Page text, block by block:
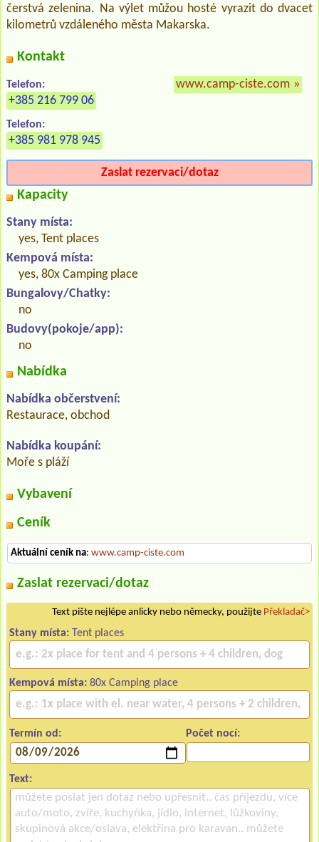
čerstvá zelenina. Na výlet můžou hosté vyrazit do dvacet
kilometrů vzdáleného města Makarska.
Kontakt
Telefon:
+385 216 799 06
Telefon:
+385 981 978 945
www.camp-ciste.com »
Zaslat rezervaci/dotaz
Kapacity
Stany místa:
yes, Tent places
Kempová místa:
yes, 80x Camping place
Bungalovy/Chatky:
no
Budovy(pokoje/app):
no
Nabídka
Nabídka občerstvení:
Restaurace, obchod
Nabídka koupání:
Moře s pláží
Vybavení
Ceník
Aktuální ceník na: www.camp-ciste.com
Zaslat rezervaci/dotaz
Text pište nejlépe anlicky nebo německy, použijte Překladač>
Stany místa: Tent places
Kempová místa: 80x Camping place
Termín od: Počet nocí:
Text: